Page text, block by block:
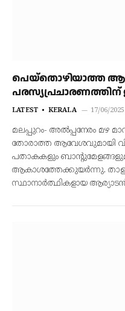
പെയ്‌തൊഴിയാത്ത
പരസ്യപ്രചാരണത്തിന്
LATEST KERALA 17/06/2025
മലപ്പുറം- അല്‍പ്പനേരം മഴ
തോരാത്ത ആവേശവുമായി
പതാകകളും
ആകാശത്തേക്കുയര്‍ന്നു.
സ്ഥാനാര്‍ത്ഥികളായ